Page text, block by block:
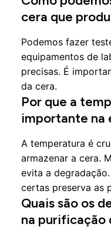
cera que
Podemos fazer
equipamentos de
precisas. É
da cera.
Por que a
importante na
A temperatura é
armazenar a cera.
evita a
certas preserva as
Quais são os
na purificação